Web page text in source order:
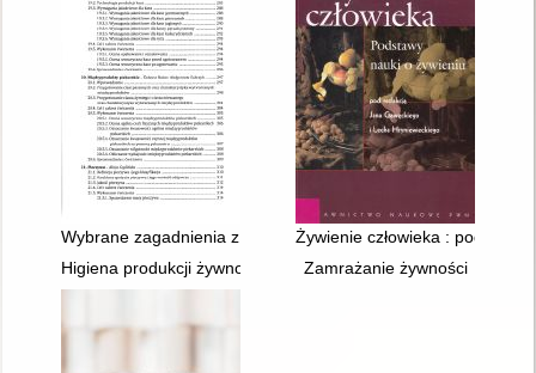
Wybrane zagadnienia z technologii żywności pochodzenia
Żywienie człowieka : podstawy
Higiena produkcji żywności
Zamrażanie żywności